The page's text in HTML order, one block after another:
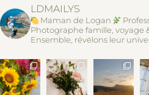
LDMAILYS
Maman de Logan
Photographe famille, voyage
Ensemble, révélons leur